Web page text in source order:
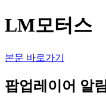
LM모터스
본문 바로가기
팝업레이어 알림